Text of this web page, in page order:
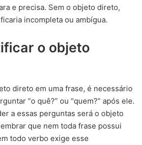
e precisa. Sem o objeto direto,
incompleta ou ambígua.
o objeto
direto em uma frase, é necessário
“o quê?” ou “quem?” após ele.
a essas perguntas será o objeto
que nem toda frase possui
todo verbo exige esse